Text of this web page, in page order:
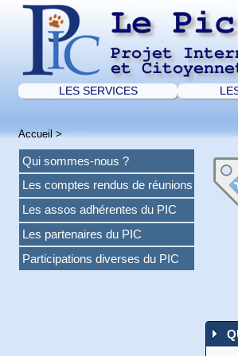
Le Pic
Projet
et
LES SERVICES
Accueil>
Qui sommes-nous ?
Les comptes rendus de réunions
Les assos adhérentes du PIC
Les partenaires du PIC
Participations diverses du PIC